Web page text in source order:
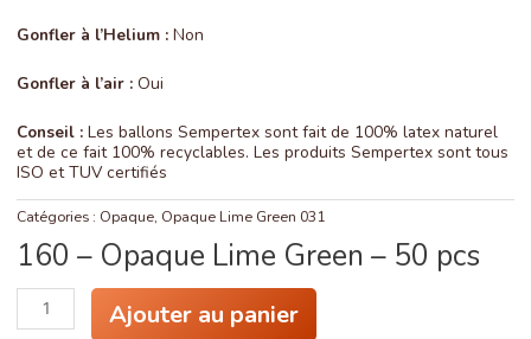
Gonfler à l’Helium : Non
Gonfler à l’air : Oui
Conseil : Les ballons Sempertex sont fait de 100% latex naturel
et de ce fait 100% recyclables. Les produits Sempertex sont tous
ISO et TUV certifiés
Catégories : Opaque, Opaque Lime Green 031
160 – Opaque Lime Green – 50 pcs
quantité
Ajouter au panier